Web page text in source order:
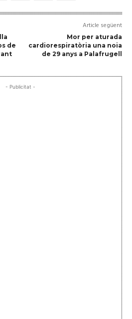
de
Article següent
Mor per aturada
cardiorespiratòria una noia
de 29 anys a Palafrugell
- Publicitat -